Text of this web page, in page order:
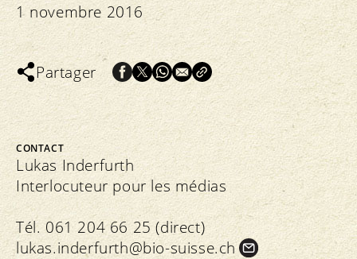
1 novembre 2016
Partager
CONTACT
Lukas Inderfurth
Interlocuteur pour les médias
Tél. 061 204 66 25 (direct)
lukas.inderfurth@bio-suisse.ch